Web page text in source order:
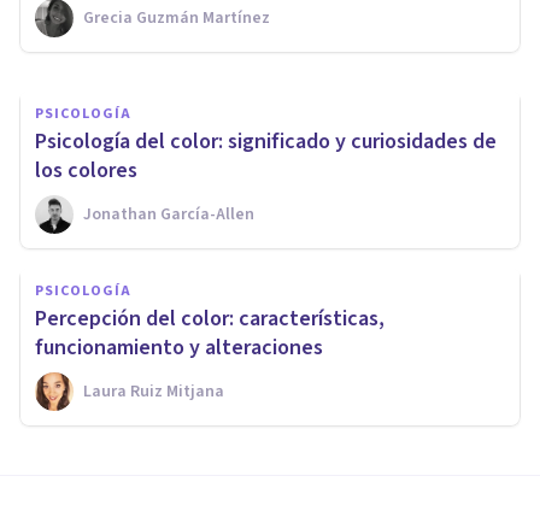
Grecia Guzmán Martínez
Unai Aso Poza
PSICOLOGÍA
Psicología del color: significado y curiosidades de
los colores
Jonathan García-Allen
PSICOLOGÍA
Percepción del color: características,
funcionamiento y alteraciones
Laura Ruiz Mitjana